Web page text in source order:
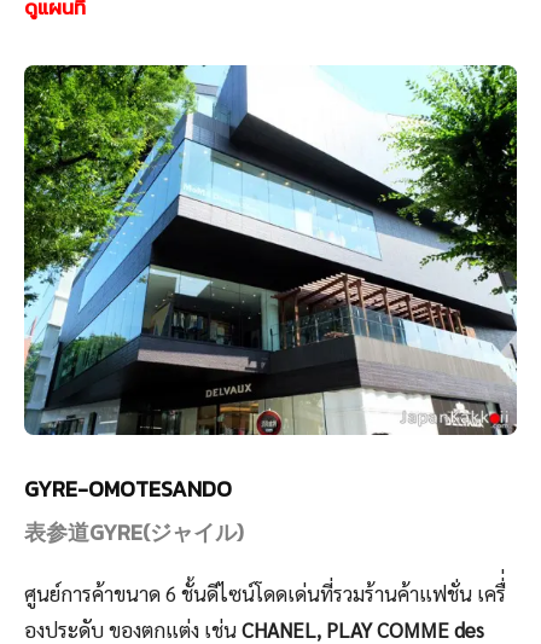
ดูแผนที่
GYRE-OMOTESANDO
表参道GYRE(ジャイル)
ศูนย์การค้าขนาด 6 ชั้นดีไซน์โดดเด่นที่รวมร้านค้าแฟชั่น เครื่่
องประดับ ของตกแต่ง เช่นCHANEL, PLAY COMME des